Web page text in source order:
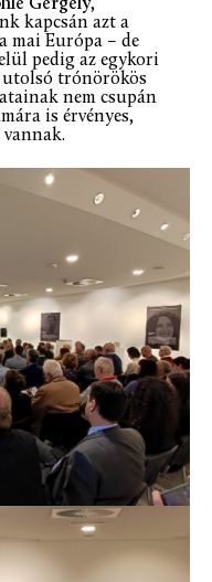
Gergely,
kapcsán azt a
mai Európa – de
pedig az egykori
utolsó trónörökös
nem csupán
is érvényes,
vannak.